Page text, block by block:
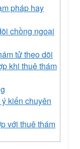
pháp hay
chồng ngoại
tử theo dõi
khi thuê thám
kiến chuyên
với thuê thám